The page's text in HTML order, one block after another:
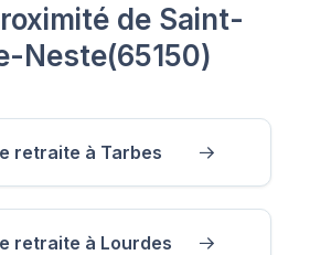
de Saint-
Neste(65150)
retraite à Tarbes
retraite à Lourdes